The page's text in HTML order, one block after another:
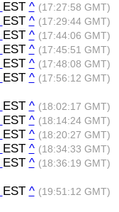
EST ^ (17:27:58 GMT)
EST ^ (17:29:44 GMT)
EST ^ (17:44:06 GMT)
EST ^ (17:45:51 GMT)
EST ^ (17:48:08 GMT)
EST ^ (17:56:12 GMT)
EST ^ (18:02:17 GMT)
EST ^ (18:14:24 GMT)
EST ^ (18:20:27 GMT)
EST ^ (18:34:33 GMT)
EST ^ (18:36:19 GMT)
EST ^ (19:51:12 GMT)